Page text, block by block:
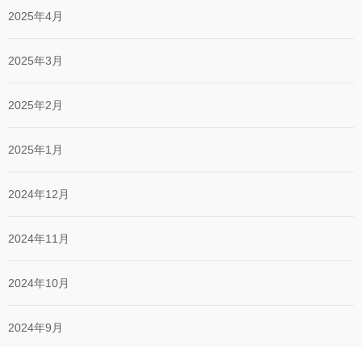
2025年4月
2025年3月
2025年2月
2025年1月
2024年12月
2024年11月
2024年10月
2024年9月